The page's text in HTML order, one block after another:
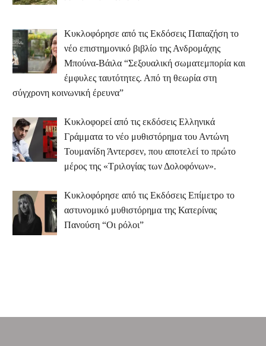
Κυκλοφόρησε από τις Εκδόσεις Παπαζήση το
νέο επιστημονικό βιβλίο της Ανδρομάχης
Μπούνα-Βάιλα “Σεξουαλική σωματεμπορία και
έμφυλες ταυτότητες. Από τη θεωρία στη
σύγχρονη κοινωνική έρευνα”
Κυκλοφορεί από τις εκδόσεις Ελληνικά
Γράμματα το νέο μυθιστόρημα του Αντώνη
Τουμανίδη Άντερσεν, που αποτελεί το πρώτο
μέρος της «Τριλογίας των Δολοφόνων».
Κυκλοφόρησε από τις Εκδόσεις Επίμετρο το
αστυνομικό μυθιστόρημα της Κατερίνας
Πανούση “Οι ρόλοι”